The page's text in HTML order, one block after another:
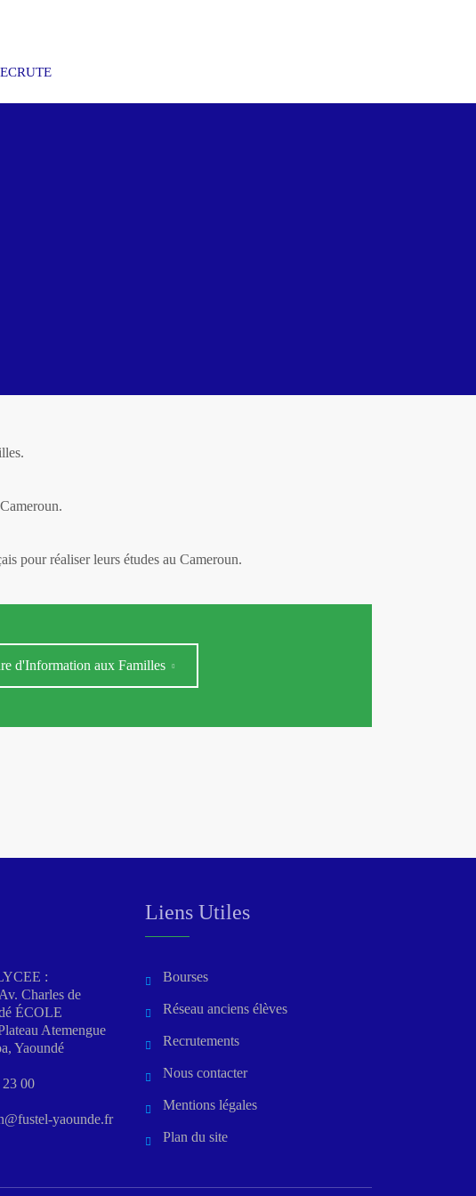
pour réaliser leurs études au Cameroun.
d'Information aux Familles
:
Charles de
ÉCOLE
Atemengue
Yaoundé
00
yaounde.fr
Liens Utiles
Bourses
Réseau anciens élèves
Recrutements
Nous contacter
Mentions légales
Plan du site